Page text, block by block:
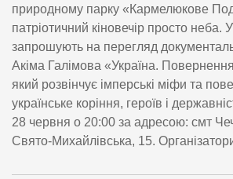
природному парку «Кармелюкове
патріотичний кіновечір просто неба.
запрошують на перегляд
Акіма Галімова «Україна. Повернення
який розвінчує імперські міфи та
українське коріння, героїв і
28 червня о 20:00 за адресою: смт
Свято-Михайлівська, 15.